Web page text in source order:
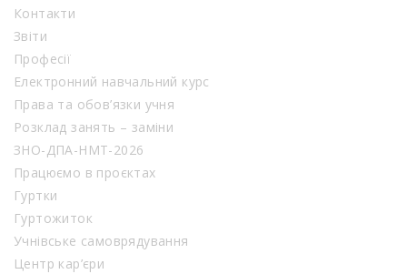
Контакти
Звіти
Професії
Електронний навчальний курс
Права та обов’язки учня
Розклад занять – заміни
ЗНО-ДПА-НМТ-2026
Працюємо в проєктах
Гуртки
Гуртожиток
Учнівське самоврядування
Центр кар’єри